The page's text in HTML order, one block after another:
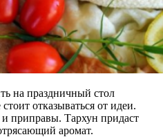
на праздничный стол
отказываться от идеи.
приправы. Тархун придаст
аромат.